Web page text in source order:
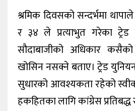
श्रमिक दिवसको सन्दर्भमा
र ३४ ले प्रत्याभुत गरेका
सौदाबाजीको अधिकार
खोसिन नसक्ने बताए। ट्रेड
सुधारको आवश्यकता रहेको
हकहितका लागि कांग्रेस